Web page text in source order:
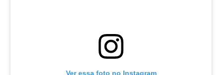
Ver essa foto no Instagram